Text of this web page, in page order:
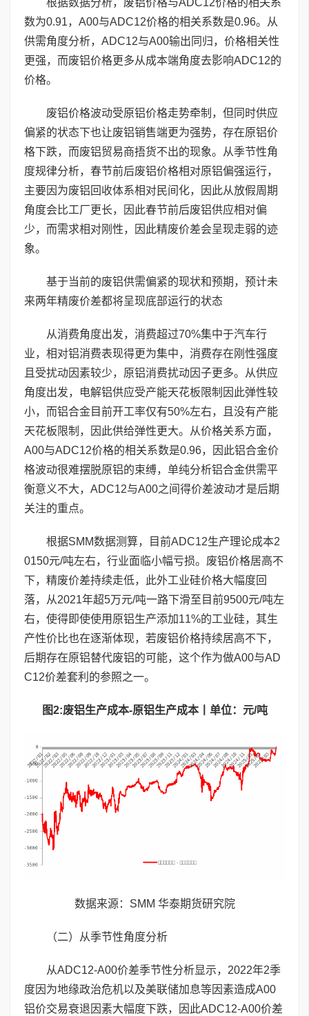
数为0.91，A00与ADC12价格的相关系数是0.96。从
供需角度分析，ADC12与A00输出同归，价格相关性
更强，而废铝价格更多从成本端角度去影响ADC12的
价格。
废铝价格波动受原铝价格走势牵制，但同时供应
偏紧的状态下也让废铝销售端更为强势，存在原铝价
格下跌，而废铝贸易商捂货不出的现象。从季节性角
度规律分析，春节前后废铝价格相对原铝偏强运行，
主要因为废铝回收体系相对民间化，因此从放假周期
角度会比工厂更长，因此春节前后废铝供应相对偏
少，而需求相对刚性，因此精废价差会呈现走弱的迹
象。
基于当前的废铝供需偏紧的现状和预期，预计未
来两年精废价差都将呈现底部运行的状态
从消费角度出发，消费超过70%集中于汽车行
业，相对铝消费表现得更为集中，消费存在刚性强度
且受扰动因素较少，原铝消费扰动因子更多。从供应
角度出发，电解铝供应受产能天花板限制因此弹性较
小，而铝合金目前开工率仅有50%左右，且没有产能
天花板限制，因此供给弹性更大。从价格关系方面，
A00与ADC12价格的相关系数是0.96，因此铝合金价
格波动很难摆脱原铝的束缚，单纯分析铝合金供需平
衡意义不大，ADC12与A00之间得价差波动才是后期
关注的重点。
根据SMM数据测算，目前ADC12生产理论成本2
0150元/吨左右，行业面临小幅亏损。废铝价格居高不
下，精废价差持续走低，此外工业硅价格大幅度回
落，从2021年超5万元/吨一路下滑至目前9500元/吨左
右，使得即使使用原铝生产添加11%的工业硅，其生
产性价比也在逐渐体现，若废铝价格持续居高不下，
后期存在原铝替代废铝的可能，这个作为做A00与AD
C12价差套利的参照之一。
图2:废铝生产成本-原铝生产成本丨单位：元/吨
数据来源：SMM 华泰期货研究院
（二）从季节性角度分析
从ADC12-A00价差季节性分析显示，2022年2季
度因为地缘政治危机以及美联储加息等因素造成A00
铝价交易衰退因素大幅度下跌，因此ADC12-A00价差